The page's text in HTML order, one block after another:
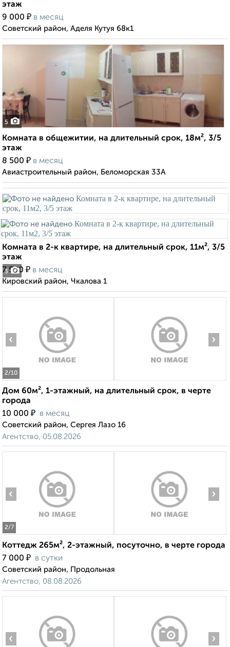
этаж
9 000 ₽ в месяц
Советский район, Аделя Кутуя 68к1
5
Комната в общежитии, на длительный срок, 18м², 3/5
этаж
8 500 ₽ в месяц
Авиастроительный район, Беломорская 33А
3
Комната в 2-к квартире, на длительный срок, 11м², 3/5
этаж
7 500 ₽ в месяц
Кировский район, Чкалова 1
2/10
‹ ›
Дом 60м², 1-этажный, на длительный срок, в черте
города
10 000 ₽ в месяц
Советский район, Сергея Лазо 16
Агентство, 05.08.2026
2/7
‹ ›
Коттедж 265м², 2-этажный, посуточно, в черте города
7 000 ₽ в сутки
Советский район, Продольная
Агентство, 08.08.2026
‹ ›